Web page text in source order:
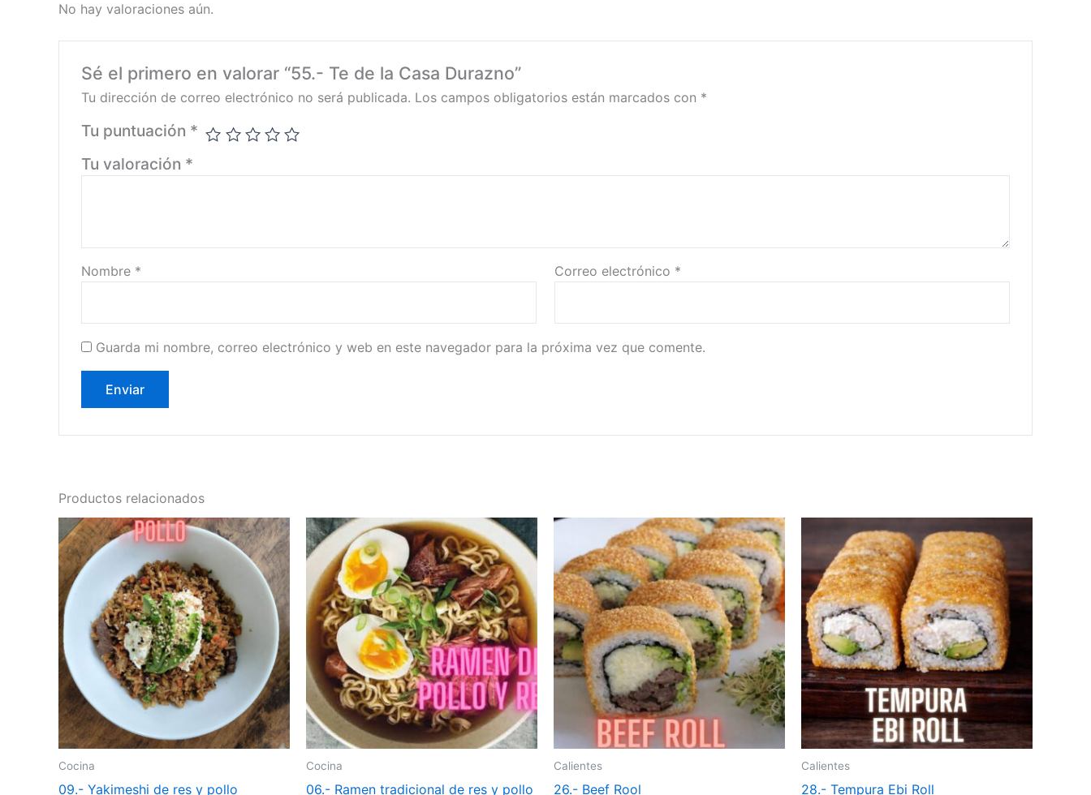
No hay valoraciones aún.
Sé el primero en valorar “55.- Te de la Casa Durazno”
Tu dirección de correo electrónico no será publicada. Los campos obligatorios están marcados con *
Tu puntuación *
Tu valoración *
Nombre * Correo electrónico *
Guarda mi nombre, correo electrónico y web en este navegador para la próxima vez que comente.
Productos relacionados
Cocina
09.- Yakimeshi de res y pollo
Cocina
06.- Ramen tradicional de res y pollo
Calientes
26.- Beef Rool
Calientes
28.- Tempura Ebi Roll